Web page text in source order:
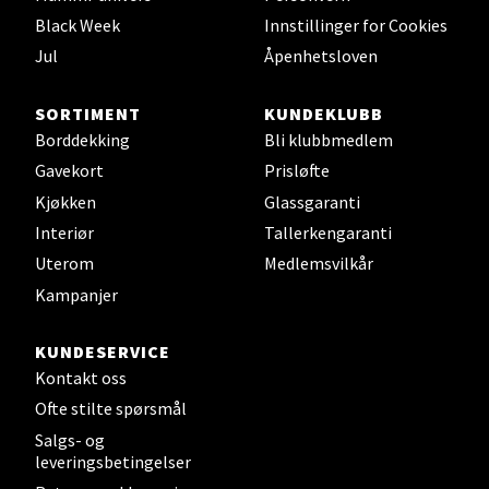
Black Week
Jul
Innstillinger for Cookies
Åpenhetsloven
SORTIMENT
Borddekking
Gavekort
Kjøkken
Interiør
Uterom
Kampanjer
KUNDEKLUBB
Bli klubbmedlem
Prisløfte
Glassgaranti
Tallerkengaranti
Medlemsvilkår
KUNDESERVICE
Kontakt oss
Ofte stilte spørsmål
Salgs- og
leveringsbetingelser
0 i butikk
Leirvik - Stord
Åpent i dag 10-17
Oslo - Thon Senter Storo